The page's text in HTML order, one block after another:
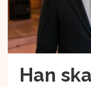
Han